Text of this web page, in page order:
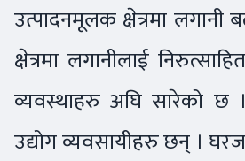
उत्पादनमूलक क्षेत्रमा लगानी
क्षेत्रमा लगानीलाई
व्यवस्थाहरु अघि सारेको छ
उद्योग व्यवसायीहरु छन् ।